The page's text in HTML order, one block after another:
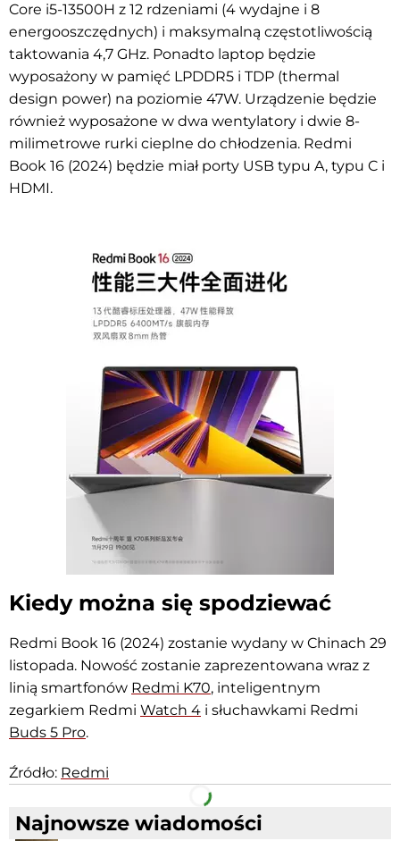
Core i5-13500H z 12 rdzeniami (4 wydajne i 8
energooszczędnych) i maksymalną częstotliwością
taktowania 4,7 GHz. Ponadto laptop będzie
wyposażony w pamięć LPDDR5 i TDP (thermal
design power) na poziomie 47W. Urządzenie będzie
również wyposażone w dwa wentylatory i dwie 8-
milimetrowe rurki cieplne do chłodzenia. Redmi
Book 16 (2024) będzie miał porty USB typu A, typu C i
HDMI.
Kiedy można się spodziewać
Redmi Book 16 (2024) zostanie wydany w Chinach 29
listopada. Nowość zostanie zaprezentowana wraz z
linią smartfonów Redmi K70, inteligentnym
zegarkiem Redmi Watch 4 i słuchawkami Redmi
Buds 5 Pro.
Źródło: Redmi
Facebook Telegram
Najnowsze wiadomości